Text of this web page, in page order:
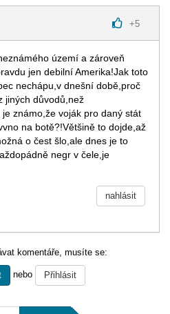
+5
území a zároveň
jen debilní Amerika!Jak toto
nechápu,v dnešní době,proč
jiných důvodů,než
známo,že voják pro daný stát
na botě?!Většině to dojde,až
o čest šlo,ale dnes je to
negr v čele,je
nahlásit
komentáře, musíte se:
nebo Přihlásit